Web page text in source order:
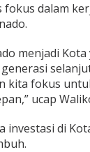
dalam
menjadi Kota
kita fokus
ucap
investasi di